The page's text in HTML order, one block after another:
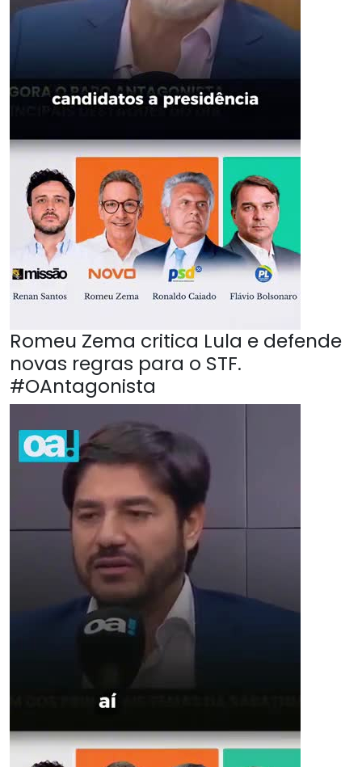
Romeu Zema critica Lula e defende
novas regras para o STF.
#OAntagonista